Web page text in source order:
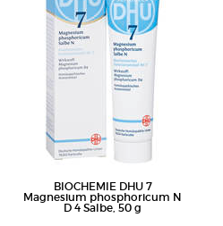
BIOCHEMIE DHU 7
Magnesium phosphoricum N
D 4 Salbe, 50 g